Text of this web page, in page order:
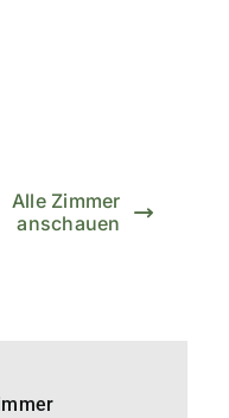
Alle Zimmer
anschauen